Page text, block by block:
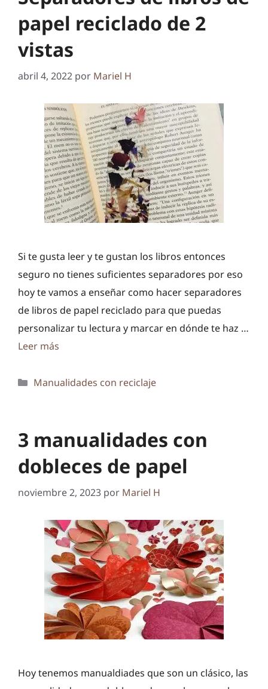
papel reciclado de 2
vistas
abril 4, 2022 por Mariel H
Si te gusta leer y te gustan los libros entonces
seguro no tienes suficientes separadores por eso
hoy te vamos a enseñar como hacer separadores
de libros de papel reciclado para que puedas
personalizar tu lectura y marcar en dónde te haz …
Leer más
Categorías
Manualidades con reciclaje
3 manualidades con
dobleces de papel
noviembre 2, 2023 por Mariel H
Hoy tenemos manualdiades que son un clásico, las